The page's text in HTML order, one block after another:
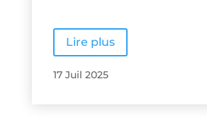
Lire plus
17 Juil 2025